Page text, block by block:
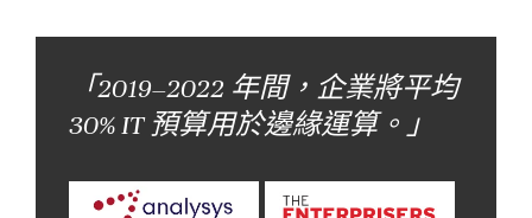
「2019–2022 年間，企業將平均
30% IT 預算用於邊緣運算。」